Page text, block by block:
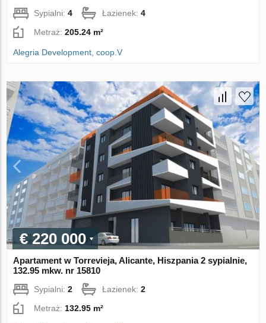
Sypialni:4 Łazienek:4
Metraż:205.24 m²
Alegria Development, coop.V
€ 220 000
Apartament w Torrevieja, Alicante, Hiszpania 2 sypialnie,
132.95 mkw. nr 15810
Sypialni:2 Łazienek:2
Metraż:132.95 m²